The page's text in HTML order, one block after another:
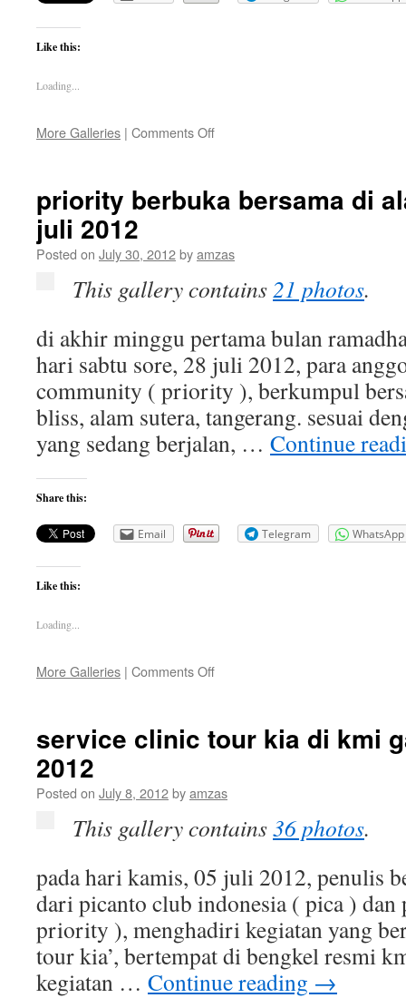
Like this:
Loading...
More Galleries | Comments Offon
2012
september
priority berbuka bersama di
juli 2012
Posted on July 30, 2012byamzas
This gallery contains21 photos.
di akhir minggu pertama bulan
hari sabtu sore, 28 juli 2012, para
community ( priority ), berkumpul
bliss, alam sutera, tangerang. sesuai
yang sedang berjalan, … Continue
Share this:
Email Telegram WhatsApp
Like this:
Loading...
More Galleries | Comments Offon
di
–
juli
service clinic tour kia di kmi
2012
Posted on July 8, 2012byamzas
This gallery contains36 photos.
pada hari kamis, 05 juli 2012, penulis
dari picanto club indonesia ( pica )
priority ), menghadiri kegiatan yang
tour kia’, bertempat di bengkel resmi
kegiatan … Continue reading →